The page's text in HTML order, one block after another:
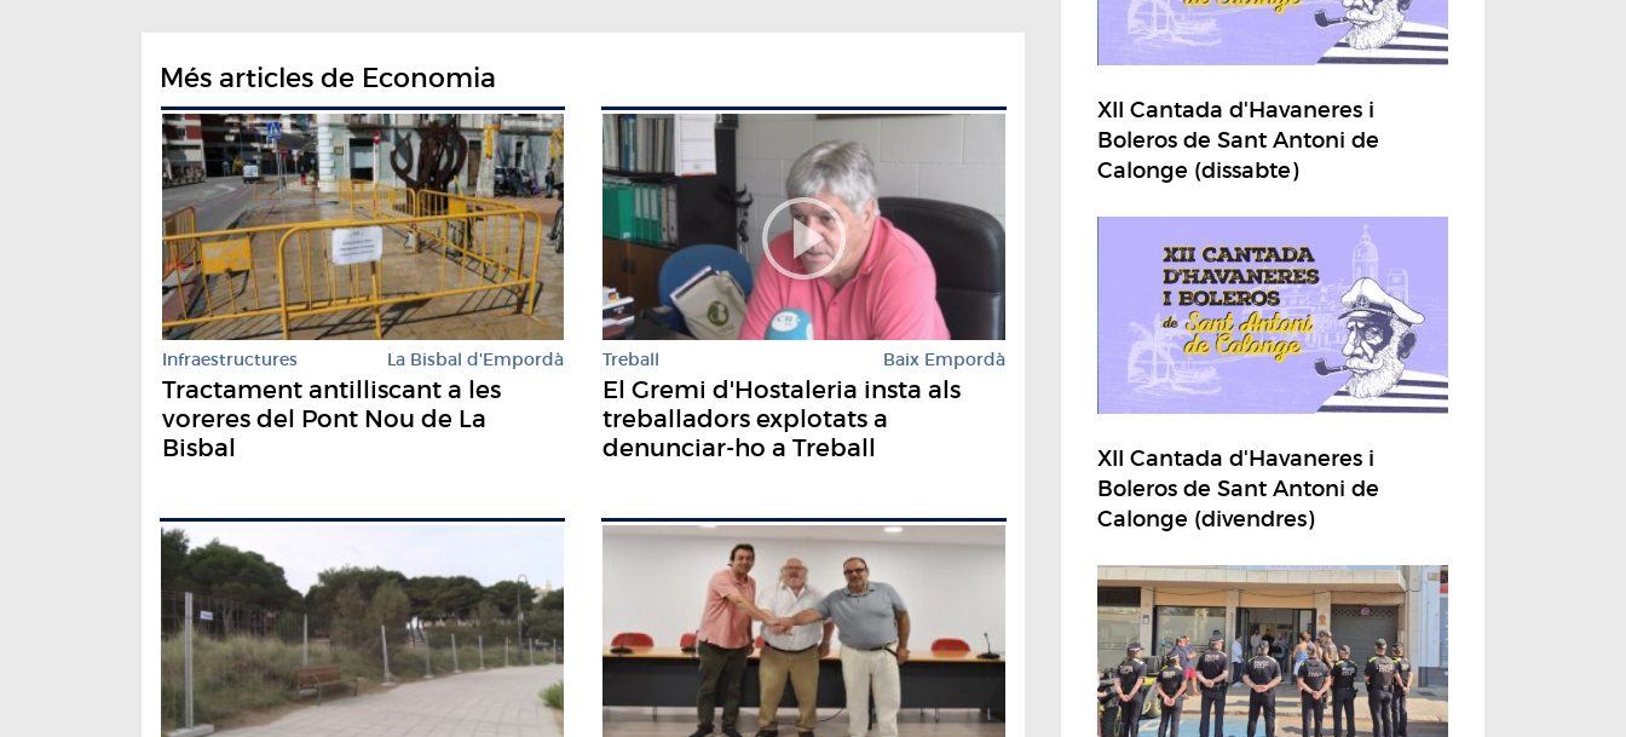
Més articles de Economia
Infraestructures La Bisbal d'Empordà
Tractament antilliscant a les
voreres del Pont Nou de La
Bisbal
Treball Baix Empordà
El Gremi d'Hostaleria insta als
treballadors explotats a
denunciar-ho a Treball
XII Cantada d'Havaneres i
Boleros de Sant Antoni de
Calonge (dissabte)
XII Cantada d'Havaneres i
Boleros de Sant Antoni de
Calonge (divendres)